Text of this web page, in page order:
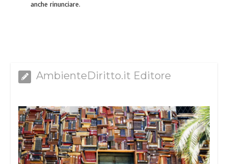
anche rinunciare.
AmbienteDiritto.it Editore